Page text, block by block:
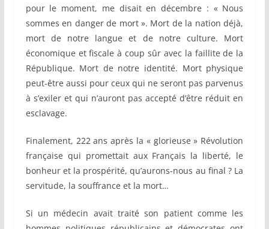
pour le moment, me disait en décembre : « Nous
sommes en danger de mort ». Mort de la nation déjà,
mort de notre langue et de notre culture. Mort
économique et fiscale à coup sûr avec la faillite de la
République. Mort de notre identité. Mort physique
peut-être aussi pour ceux qui ne seront pas parvenus
à s’exiler et qui n’auront pas accepté d’être réduit en
esclavage.
Finalement, 222 ans après la « glorieuse » Révolution
française qui promettait aux Français la liberté, le
bonheur et la prospérité, qu’aurons-nous au final ? La
servitude, la souffrance et la mort…
Si un médecin avait traité son patient comme les